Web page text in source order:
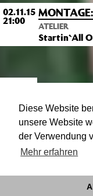
Diese Website
unsere Website
der Verwendung
Mehr erfahren
02.11.15
21:00 ATELIER
Startin`All
Andreas
Micha Piltz